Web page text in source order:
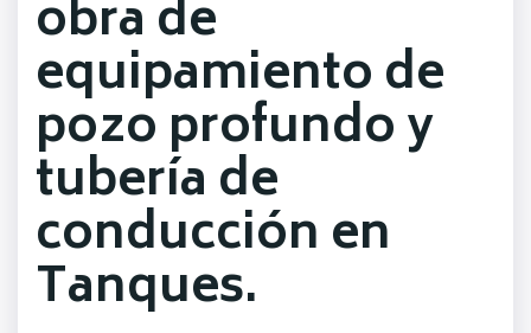
obra de
equipamiento de
pozo profundo y
tubería de
conducción en
Tanques.